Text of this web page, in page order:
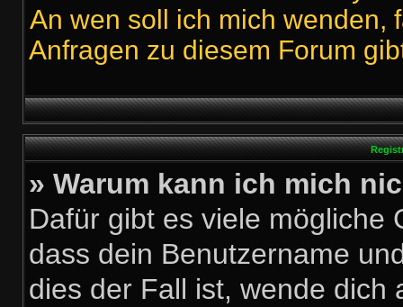
An wen soll ich mich wenden,
Anfragen zu diesem Forum
» Warum kann ich mich
Dafür gibt es viele mögliche
dass dein Benutzername
dies der Fall ist, wende dich